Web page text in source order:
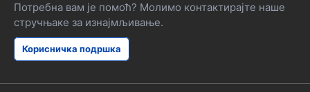
Потребна вам је помоћ? Молимо контактирајте наше
стручњаке за изнајмљивање.
Корисничка подршка